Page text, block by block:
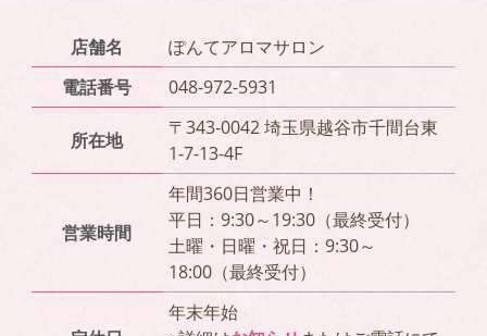
店舗名
ぽんてアロマサロン
電話番号
048-972-5931
所在地
〒343-0042 埼玉県越谷市千間台東
1-7-13-4F
営業時間
年間360日営業中！
平日：9:30～19:30（最終受付）
土曜・日曜・祝日：9:30～
18:00（最終受付）
年末年始